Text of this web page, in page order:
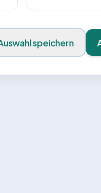
speichern